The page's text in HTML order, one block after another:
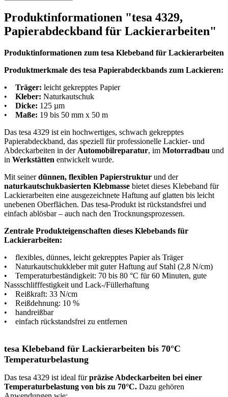
Produktinformationen "tesa 4329,
Papierabdeckband für Lackierarbeiten"
Produktinformationen zum tesa Klebeband für Lackierarbeiten
Produktmerkmale des tesa Papierabdeckbands zum Lackieren:
• Träger: leicht gekrepptes Papier
• Kleber: Naturkautschuk
•
Dicke: 125 µm
•
Maße: 19 bis 50 mm x 50 m
Das tesa 4329 ist ein hochwertiges, schwach gekrepptes
Papierabdeckband, das speziell für professionelle Lackier- und
Abdeckarbeiten in der Automobilreparatur, im Motorradbau und
in Werkstätten entwickelt wurde.
Mit seinerdünnen, flexiblen Papierstruktur und der
naturkautschukbasierten Klebmasse bietet dieses Klebeband für
Lackierarbeiten eine ausgezeichnete Haftung auf glatten bis leicht
unebenen Oberflächen. Das tesa-Produkt ist rückstandsfrei und
einfach ablösbar – auch nach den Trocknungsprozessen.
Zentrale Produkteigenschaften dieses Klebebands für
Lackierarbeiten:
• flexibles, dünnes, leicht gekrepptes Papier als Träger
• Naturkautschukkleber mit guter Haftung auf Stahl (2,8 N/cm)
• Temperaturbeständigkeit: 70 bis 80 °C für 60 Minuten, gute
Nassschlifffestigkeit und Lack-/Füllerhaftung
• Reißkraft: 33 N/cm
• Reißdehnung: 10 %
• handreißbar
• einfach rückstandsfrei zu entfernen
tesa Klebeband für Lackierarbeiten bis 70°C
Temperaturbelastung
Das tesa 4329 ist ideal fürpräzise Abdeckarbeiten bei einer
Temperaturbelastung von bis zu 70°C. Dazu gehören